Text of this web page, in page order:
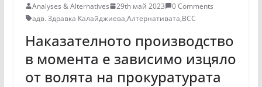
Analyses & Alternatives 29th май 2023
0 Comments
адв. Здравка Калайджиева,Алтернативата,ВСС
Наказателното производство
в момента е зависимо изцяло
от волята на прокуратурата